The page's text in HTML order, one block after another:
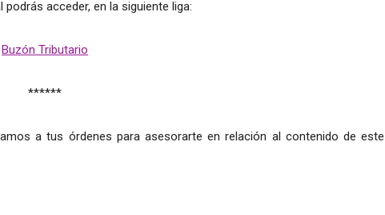
acceder, en la siguiente liga:
Buzón Tributario
******
a tus órdenes para asesorarte en relación al contenido de este